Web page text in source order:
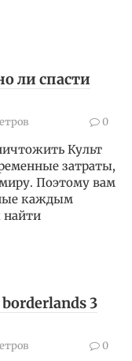
ли спасти
0
Культ
затраты,
Поэтому вам
каждым
найти
3
0